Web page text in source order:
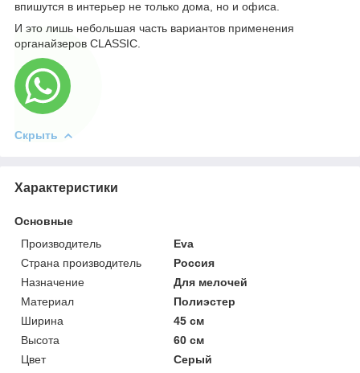
впишутся в интерьер не только дома, но и офиса.
И это лишь небольшая часть вариантов применения
органайзеров CLASSIC.
Скрыть
Характеристики
Основные
Производитель
Eva
Страна производитель
Россия
Назначение
Для мелочей
Материал
Полиэстер
Ширина
45 см
Высота
60 см
Цвет
Серый